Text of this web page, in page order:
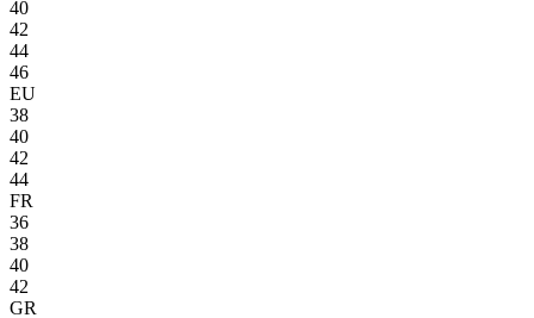
40
42
44
46
EU
38
40
42
44
FR
36
38
40
42
GR